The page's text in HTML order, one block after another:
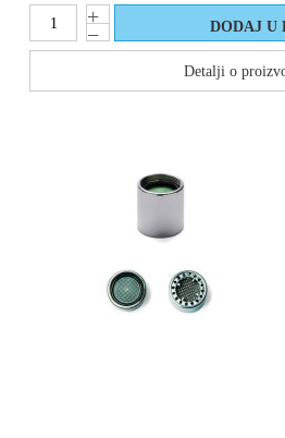
Detalji o